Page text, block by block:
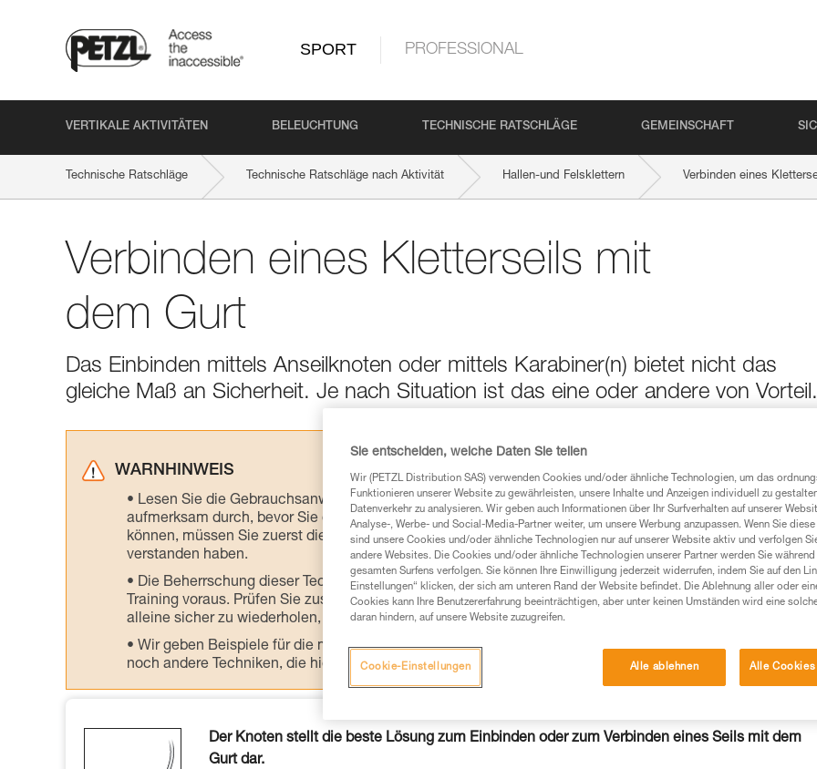
SPORT PROFESSIONAL
VERTIKALE AKTIVITÄTEN BELEUCHTUNG TECHNISCHE RATSCHLÄGE GEMEINSCHAFT
Technische Ratschläge Technische Ratschläge nach Aktivität Hallen-und Felsklettern Verbinden eines
Verbinden eines Kletterseils mit
dem Gurt
Das Einbinden mittels Anseilknoten oder mittels Karabiner(n) bietet nicht das
gleiche Maß an Sicherheit. Je nach Situation ist das eine oder andere von Vorteil.
WARNHINWEIS
Lesen Sie die Gebrauchsanweisungen der Produkte, um die es in diesem Tech Tipp geht,
aufmerksam durch, bevor Sie diesen zu Rate ziehen. Um diese Zusatzinformationen verstehen zu
können, müssen Sie zuerst die in der Gebrauchsanweisung enthaltenen Informationen richtig
verstanden haben.
Die Beherrschung dieser Techniken setzt eine entsprechende Ausbildung und ein spezielles
Training voraus. Prüfen Sie zusammen mit einem Profi, ob Sie in der Lage sind, den Vorgang
alleine sicher zu wiederholen, bevor Sie ihn eigenständig durchführen.
Wir geben Beispiele für die mit Ihrer Aktivität verbundenen Techniken. Möglicherweise gibt es
noch andere Techniken, die hier nicht beschrieben werden.
Der Knoten stellt die beste Lösung zum Einbinden oder zum Verbinden eines Seils mit dem
Gurt dar.
Sie entscheiden, welche Daten Sie teilen
Wir (PETZL Distribution SAS) verwenden Cookies und/oder ähnliche Technologien, um das
Funktionieren unserer Website zu gewährleisten, unsere Inhalte und Anzeigen individuell zu
Datenverkehr zu analysieren. Wir geben auch Informationen über Ihr Surfverhalten auf unserer
Analyse-, Werbe- und Social-Media-Partner weiter, um unsere Werbung anzupassen. Wenn Sie
sind unsere Cookies und/oder ähnliche Technologien nur auf unserer Website aktiv und verfolgen
andere Websites. Die Cookies und/oder ähnliche Technologien unserer Partner werden Sie während
gesamten Surfens verfolgen. Sie können Ihre Einwilligung jederzeit widerrufen, indem Sie auf den
Einstellungen“ klicken, der sich am unteren Rand der Website befindet. Die Ablehnung aller oder
Cookies kann Ihre Benutzererfahrung beeinträchtigen, aber unter keinen Umständen wird eine
daran hindern, auf unsere Website zuzugreifen.
Alle ablehnen Alle
Cookie-Einstellungen